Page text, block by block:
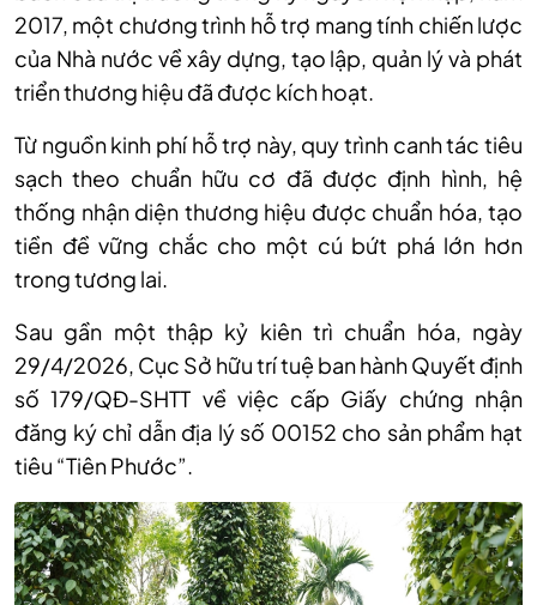
2017, một chương trình hỗ trợ mang tính chiến lược
của Nhà nước về xây dựng, tạo lập, quản lý và phát
triển thương hiệu đã được kích hoạt.
Từ nguồn kinh phí hỗ trợ này, quy trình canh tác tiêu
sạch theo chuẩn hữu cơ đã được định hình, hệ
thống nhận diện thương hiệu được chuẩn hóa, tạo
tiền đề vững chắc cho một cú bứt phá lớn hơn
trong tương lai.
Sau gần một thập kỷ kiên trì chuẩn hóa, ngày
29/4/2026, Cục Sở hữu trí tuệ ban hành Quyết định
số 179/QĐ-SHTT về việc cấp Giấy chứng nhận
đăng ký chỉ dẫn địa lý số 00152 cho sản phẩm hạt
tiêu “Tiên Phước”.